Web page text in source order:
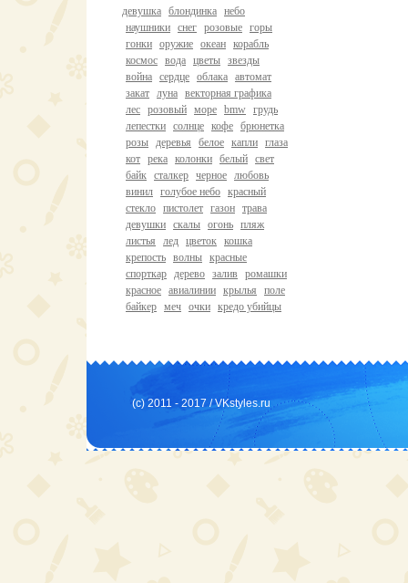
девушка блондинка небо
наушники снег розовые горы
гонки оружие океан корабль
космос вода цветы звезды
война сердце облака автомат
закат луна векторная графика
лес розовый море bmw грудь
лепестки солнце кофе брюнетка
розы деревья белое капли глаза
кот река колонки белый свет
байк сталкер черное любовь
винил голубое небо красный
стекло пистолет газон трава
девушки скалы огонь пляж
листья
лед цветок кошка
крепость волны красные
спорткар дерево залив ромашки
красное авиалинии крылья
поле
байкер меч очки кредо убийцы
(c) 2011 - 2017 /VKstyles.ru